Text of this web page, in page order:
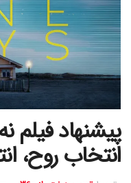
انتخاب روح،